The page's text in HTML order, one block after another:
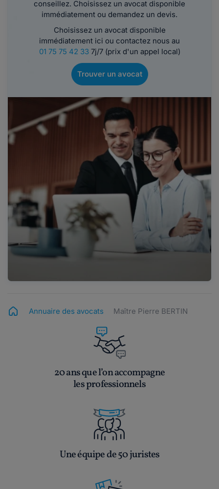
conseillez. Choisissez un avocat disponible
immédiatement ou demandez un devis.
Choisissez un avocat disponible
immédiatement ici ou contactez nous au
01 75 75 42 337j/7 (prix d'un appel local)
Trouver un avocat
Annuaire des avocats Maître Pierre BERTIN
20 ans que l’on accompagne
les professionnels
Une équipe de 50 juristes